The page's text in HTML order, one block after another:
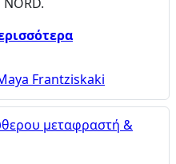
Frantziskaki
μεταφραστή &